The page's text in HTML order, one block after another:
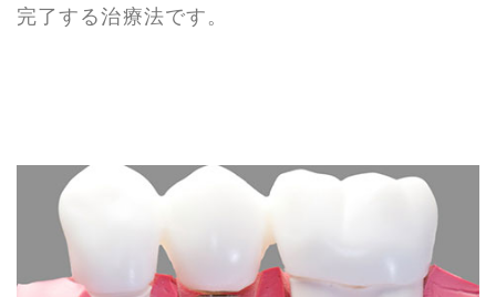
完了する治療法です。